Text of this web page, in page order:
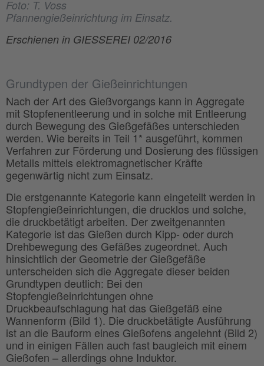
Foto: T. Voss
Pfannengießeinrichtung im Einsatz.
Erschienen in GIESSEREI 02/2016
Grundtypen der Gießeinrichtungen
Nach der Art des Gießvorgangs kann in Aggregate
mit Stopfenentleerung und in solche mit Entleerung
durch Bewegung des Gießgefäßes unterschieden
werden. Wie bereits in Teil 1* ausgeführt, kommen
Verfahren zur Förderung und Dosierung des flüssigen
Metalls mittels elektromagnetischer Kräfte
gegenwärtig nicht zum Einsatz.
Die erstgenannte Kategorie kann eingeteilt werden in
Stopfengießeinrichtungen, die drucklos und solche,
die druckbetätigt arbeiten. Der zweitgenannten
Kategorie ist das Gießen durch Kipp- oder durch
Drehbewegung des Gefäßes zugeordnet. Auch
hinsichtlich der Geometrie der Gießgefäße
unterscheiden sich die Aggregate dieser beiden
Grundtypen deutlich: Bei den
Stopfengießeinrichtungen ohne
Druckbeaufschlagung hat das Gießgefäß eine
Wannenform (Bild 1). Die druckbetätigte Ausführung
ist an die Bauform eines Gießofens angelehnt (Bild 2)
und in einigen Fällen auch fast baugleich mit einem
Gießofen – allerdings ohne Induktor.